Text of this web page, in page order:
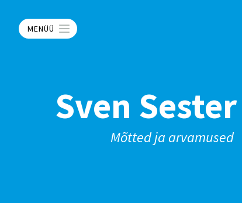
MENÜÜ
Sven Sester
Mõtted ja arvamused